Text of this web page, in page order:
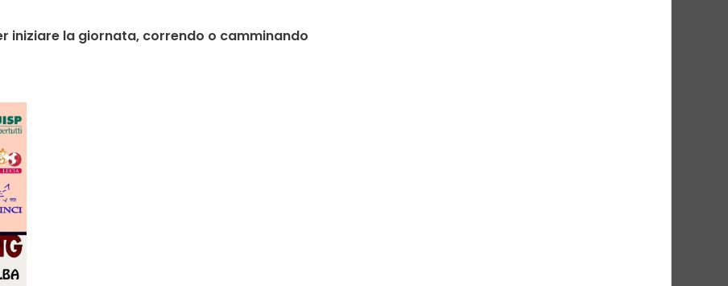
iniziare la giornata, correndo o camminando